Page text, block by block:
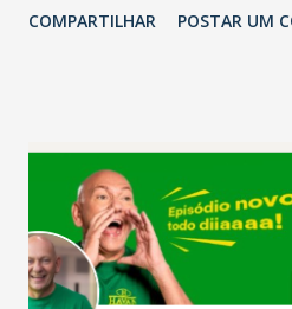
relação ao último trimestre
confraternizações de fim de ano
Salário para um número maior
país tem a menor taxa de
Ainda segundo a Pesquisa, em
bares e restaurantes operaram
COMPARTILHAR POSTAR UM